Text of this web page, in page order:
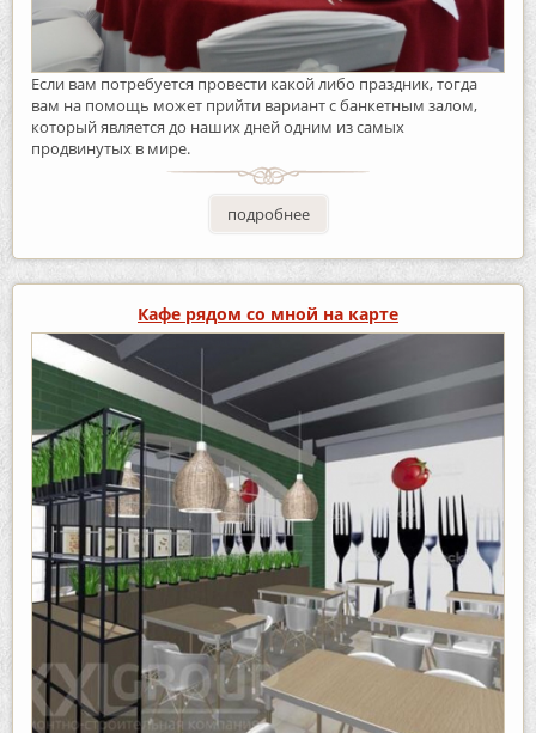
Если вам потребуется провести какой либо праздник, тогда
вам на помощь может прийти вариант с банкетным залом,
который является до наших дней одним из самых
продвинутых в мире.
подробнее
Кафе рядом со мной на карте